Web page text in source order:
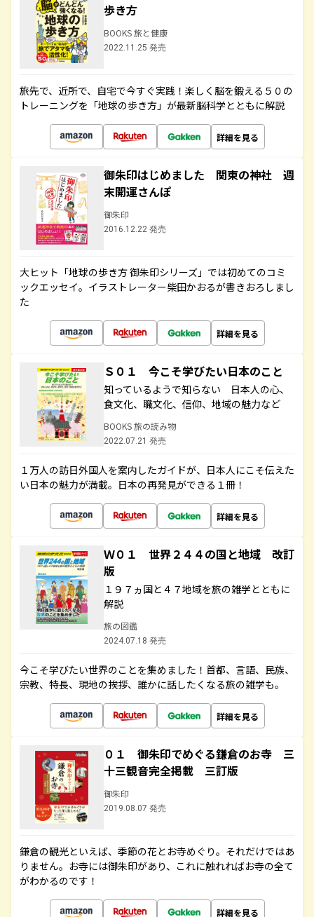
歩き方
BOOKS 旅と健康
2022.11.25 発売
旅先で、近所で、自宅で今すぐ実践！楽しく脳を鍛える５０の
トレーニングを「地球の歩き方」が最新脳科学とともに解説
詳細を見る
御朱印はじめました 関東の神社 週
末開運さんぽ
御朱印
2016.12.22 発売
大ヒット「地球の歩き方 御朱印シリーズ」では初めてのコミ
ックエッセイ。イラストレーター柴田かおるが書きおろしまし
た
詳細を見る
Ｓ０１ 今こそ学びたい日本のこと
知っているようで知らない 日本人の心、
食文化、職文化、信仰、地域の魅力など
BOOKS 旅の読み物
2022.07.21 発売
１万人の訪日外国人を案内したガイドが、日本人にこそ伝えた
い日本の魅力が満載。日本の再発見ができる１冊！
詳細を見る
Ｗ０１ 世界２４４の国と地域 改訂
版
１９７ヵ国と４７地域を旅の雑学とともに
解説
旅の図鑑
2024.07.18 発売
今こそ学びたい世界のことを集めました！首都、言語、民族、
宗教、特長、現地の挨拶、誰かに話したくなる旅の雑学も。
詳細を見る
０１ 御朱印でめぐる鎌倉のお寺 三
十三観音完全掲載 三訂版
御朱印
2019.08.07 発売
鎌倉の観光といえば、季節の花とお寺めぐり。それだけではあ
りません。お寺には御朱印があり、これに触れればお寺の全て
がわかるのです！
詳細を見る